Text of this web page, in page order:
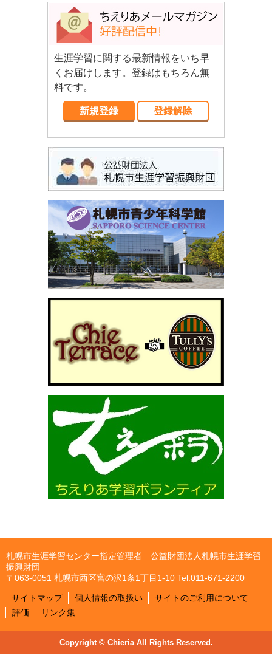
生涯学習に関する最新情報をいち早
くお届けします。登録はもちろん無
料です。
新規登録 登録解除
札幌市生涯学習センター指定管理者 公益財団法人札幌市生涯学習
振興財団
〒063-0051 札幌市西区宮の沢1条1丁目1-10 Tel:011-671-2200
サイトマップ 個人情報の取扱い
サイトのご利用について
評価
リンク集
Copyright © Chieria All Rights Reserved.